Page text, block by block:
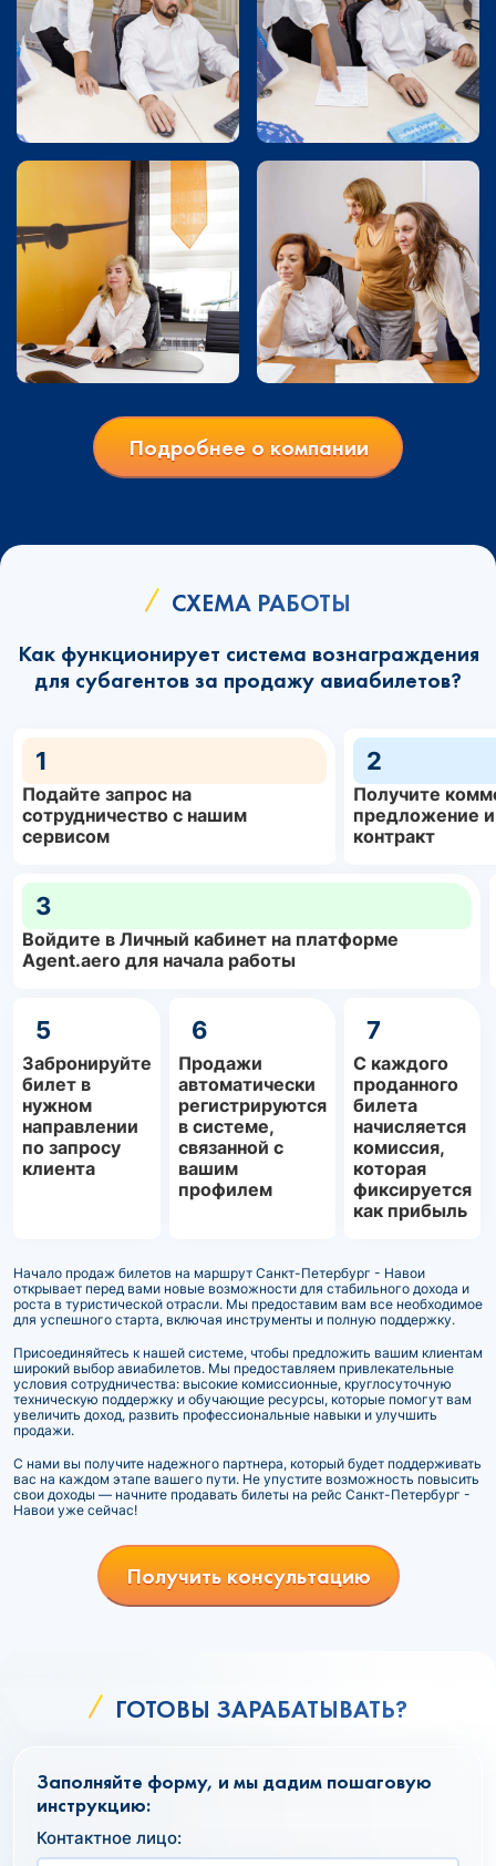
Подробнее о компании
СХЕМА РАБОТЫ
Как функционирует система вознаграждения
для субагентов за продажу авиабилетов?
1
Подайте запрос на
сотрудничество с нашим
сервисом
2
Получите
предложение
контракт
3
Войдите в Личный кабинет на платформе
Agent.aero для начала работы
5
Забронируйте
билет в
нужном
направлении
по запросу
клиента
6
Продажи
автоматически
регистрируются
в системе,
связанной с
вашим
профилем
7
С каждого
проданного
билета
начисляется
комиссия,
которая
фиксируется
как прибыль
Начало продаж билетов на маршрут Санкт-Петербург - Навои
открывает перед вами новые возможности для стабильного дохода и
роста в туристической отрасли. Мы предоставим вам все необходимое
для успешного старта, включая инструменты и полную поддержку.
Присоединяйтесь к нашей системе, чтобы предложить вашим клиентам
широкий выбор авиабилетов. Мы предоставляем привлекательные
условия сотрудничества: высокие комиссионные, круглосуточную
техническую поддержку и обучающие ресурсы, которые помогут вам
увеличить доход, развить профессиональные навыки и улучшить
продажи.
С нами вы получите надежного партнера, который будет поддерживать
вас на каждом этапе вашего пути. Не упустите возможность повысить
свои доходы — начните продавать билеты на рейс Санкт-Петербург -
Навои уже сейчас!
Получить консультацию
ГОТОВЫ ЗАРАБАТЫВАТЬ?
Заполняйте форму, и мы дадим пошаговую
инструкцию:
Контактное лицо: